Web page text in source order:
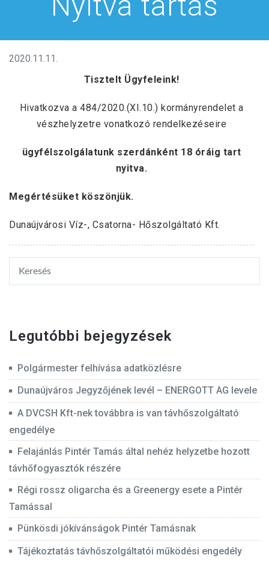
2020.11.11.
Tisztelt Ügyfeleink!
Hivatkozva a 484/2020.(XI.10.) kormányrendelet a
vészhelyzetre vonatkozó rendelkezéseire
ügyfélszolgálatunk szerdánként 18 óráig tart
nyitva.
Megértésüket köszönjük.
Dunaújvárosi Víz-, Csatorna- Hőszolgáltató Kft.
Legutóbbi bejegyzések
Polgármester felhívása adatközlésre
Dunaújváros Jegyzőjének levél – ENERGOTT AG levele
A DVCSH Kft-nek továbbra is van távhőszolgáltató
engedélye
Felajánlás Pintér Tamás által nehéz helyzetbe hozott
távhőfogyasztók részére
Régi rossz oligarcha és a Greenergy esete a Pintér
Tamással
Pünkösdi jókívánságok Pintér Tamásnak
Tájékoztatás távhőszolgáltatói működési engedély